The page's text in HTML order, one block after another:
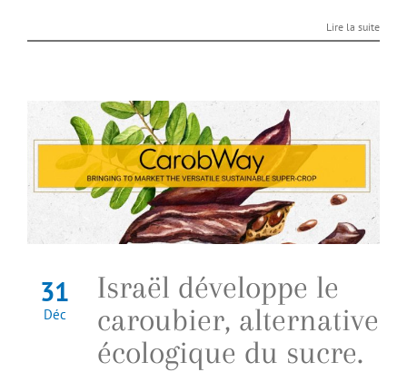
Lire la suite
31
Déc
Israël développe le
caroubier, alternative
écologique du sucre.